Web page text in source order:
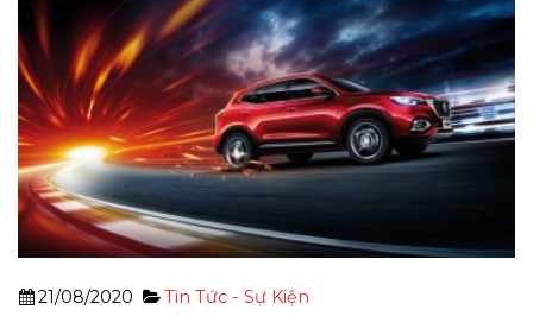
21/08/2020 Tin Tức - Sự Kiện